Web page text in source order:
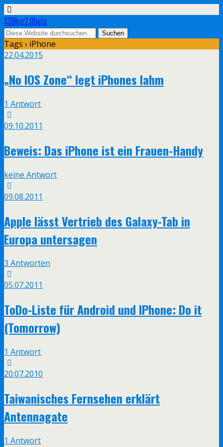
XSBlog2.0beta
Tags › iPhone
22.04.2015
„No IOS Zone“ legt iPhones lahm
1 Antwort
09.10.2011
Beweis: Das iPhone ist ein Frauen-Handy
keine Antwort
09.08.2011
Apple lässt Vertrieb des Galaxy-Tab in
Europa untersagen
3 Antworten
05.07.2011
ToDo-Liste für Android und IPhone: Do it
(Tomorrow)
1 Antwort
20.07.2010
Taiwanisches Fernsehen erklärt
Antennagate
1 Antwort